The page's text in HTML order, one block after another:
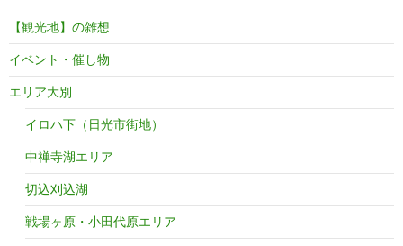
か
ら。
【観光地】の雑想
イベント・催し物
エリア大別
イロハ下（日光市街地）
中禅寺湖エリア
切込刈込湖
戦場ヶ原・小田代原エリア